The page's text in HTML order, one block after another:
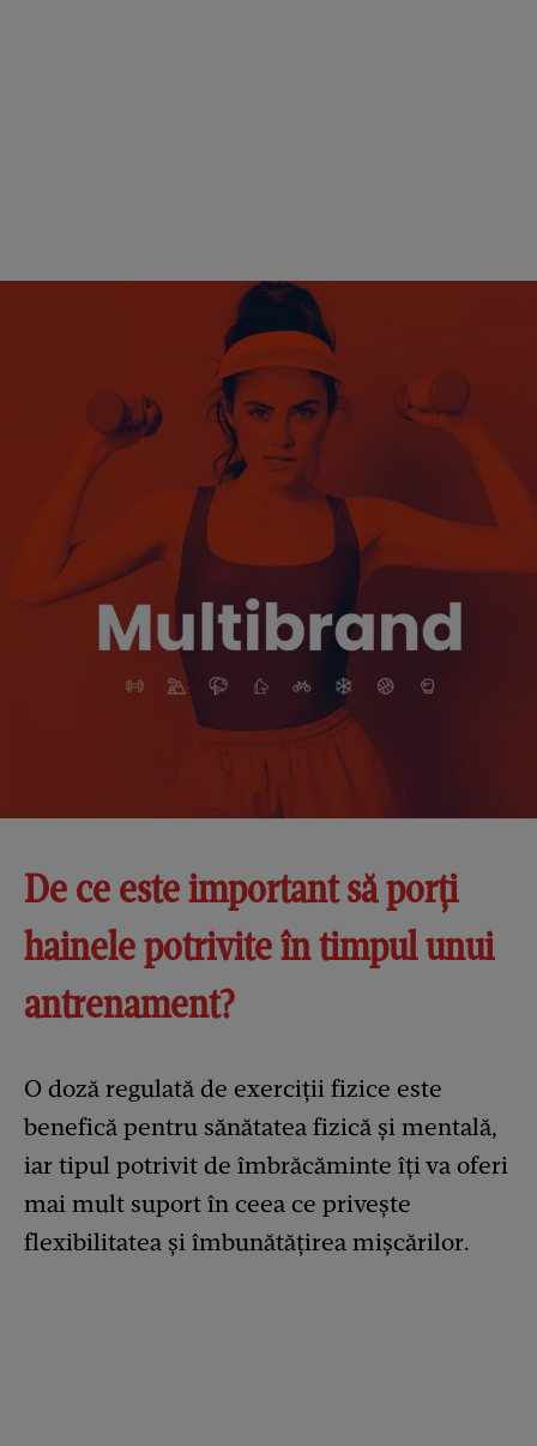
De ce este important să porți
hainele potrivite în timpul unui
antrenament?
O doză regulată de exerciții fizice este
benefică pentru sănătatea fizică și mentală,
iar tipul potrivit de îmbrăcăminte îți va oferi
mai mult suport în ceea ce privește
flexibilitatea și îmbunătățirea mișcărilor.